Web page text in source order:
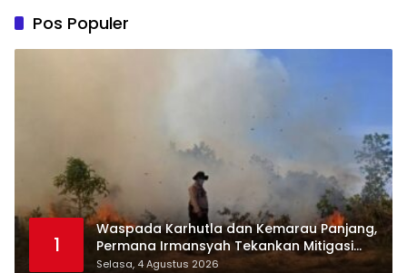
Pos Populer
1
Waspada Karhutla dan Kemarau Panjang,
Permana Irmansyah Tekankan Mitigasi
Berbasis Komunitas
Selasa, 4 Agustus 2026